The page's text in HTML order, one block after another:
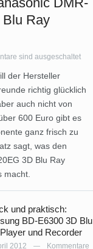
Ray
sind ausgeschaltet
der Hersteller
richtig glücklich
auch nicht von
600 Euro gibt es
ganz frisch zu
sagt, was den
3D Blu Ray
macht.
und praktisch:
BD-E6300 3D Blu
und Recorder
2012 — Kommentare